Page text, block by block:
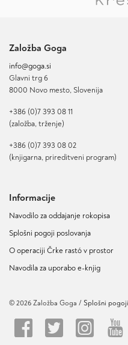
Založba Goga
info@goga.si
Glavni trg 6
8000 Novo mesto, Slovenija
+386 (0)7 393 08 11
(založba, trženje)
+386 (0)7 393 08 02
(knjigarna, prireditveni program)
Informacije
Navodilo za oddajanje rokopisa
Splošni pogoji poslovanja
O operaciji Črke rastó v prostor
Navodila za uporabo e-knjig
© 2026 Založba Goga / Splošni